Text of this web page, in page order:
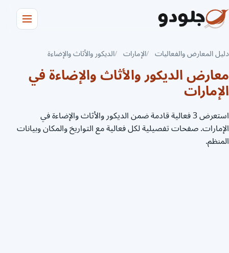
دليل المعارض والفعاليات الإمارات الديكور والأثاث والإضاءة
معارض الديكور والأثاث والإضاءة في
الإمارات
استعرض 3 فعالية قادمة ضمن الديكور والأثاث والإضاءة في
الإمارات. صفحات تفصيلية لكل فعالية مع التواريخ والمكان وبيانات
المنظم.